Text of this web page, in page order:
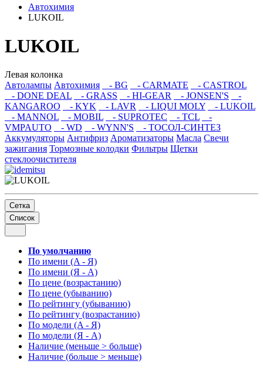
Автохимия
LUKOIL
LUKOIL
Левая колонка
Автолампы Автохимия - BG - CARMATE
- CASTROL
- DONE DEAL
- GRASS - HI-GEAR - JONSEN'S
-
KANGAROO
- KYK - LAVR - LIQUI MOLY
- LUKOIL
- MANNOL
- MOBIL - SUPROTEC - TCL
-
VMPAUTO
- WD - WYNN'S
- ТОСОЛ-СИНТЕЗ
Аккумуляторы Антифриз Ароматизаторы Масла Свечи
зажигания Тормозные колодки Фильтры Щетки
стеклоочистителя
Сетка
Список
По умолчанию
По имени (A - Я)
По имени (Я - A)
По цене (возрастанию)
По цене (убыванию)
По рейтингу (убыванию)
По рейтингу (возрастанию)
По модели (A - Я)
По модели (Я - A)
Наличие (меньше > больше)
Наличие (больше > меньше)